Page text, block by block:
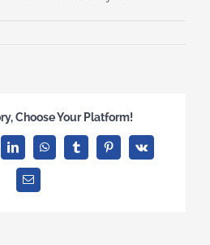
Choose Your Platform!
LinkedInWhatsAppTumblrPinterest
Vk
Correo
electrónico